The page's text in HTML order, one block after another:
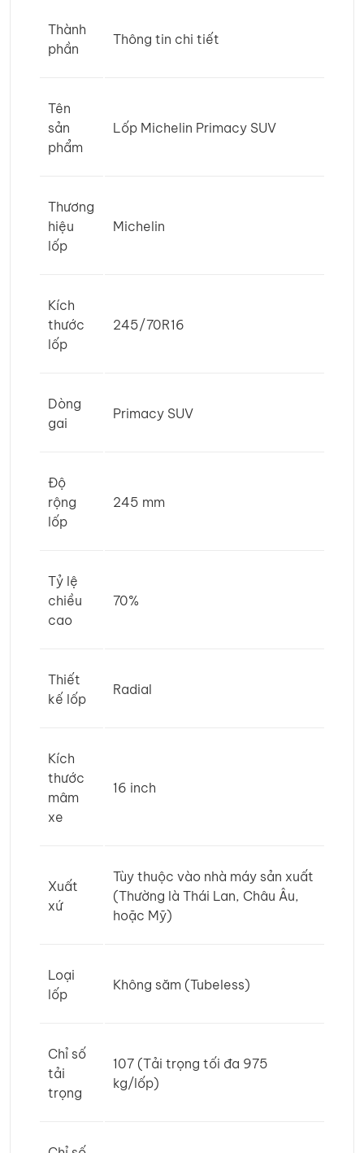
Thành
phần
Thông tin chi tiết
Tên
sản
phẩm
Lốp Michelin Primacy SUV
Thương
hiệu
lốp
Michelin
Kích
thước
lốp
245/70R16
Dòng
gai
Primacy SUV
Độ
rộng
lốp
245 mm
Tỷ lệ
chiều
cao
70%
Thiết
kế lốp
Radial
Kích
thước
mâm
xe
16 inch
Xuất
xứ
Tùy thuộc vào nhà máy sản xuất
(Thường là Thái Lan, Châu Âu,
hoặc Mỹ)
Loại
lốp
Không săm (Tubeless)
Chỉ số
tải
trọng
107 (Tải trọng tối đa 975
kg/lốp)